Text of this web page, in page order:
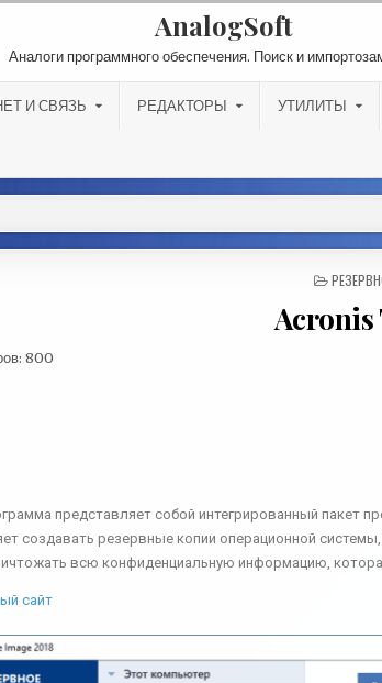
AnalogSoft
Аналоги программного обеспечения. Поиск и
И СВЯЗЬ РЕДАКТОРЫ УТИЛИТЫ
Acronis
800
представляет собой интегрированный пакет
создавать резервные копии операционной
всю конфиденциальную информацию,
сайт